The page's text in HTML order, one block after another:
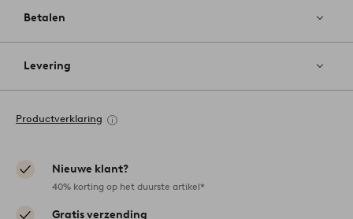
Betalen
Levering
Productverklaring
Nieuwe klant?
40% korting op het duurste artikel*
Gratis verzending